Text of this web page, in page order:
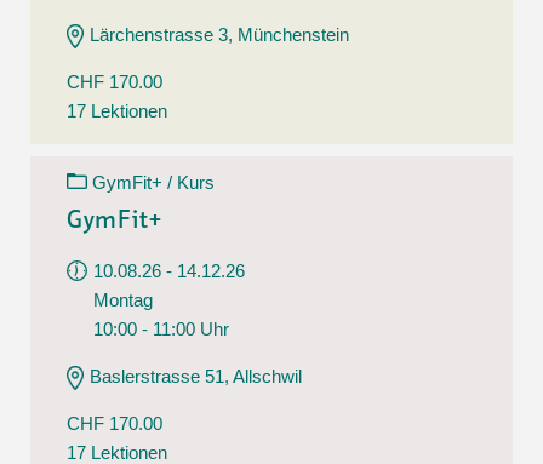
Lärchenstrasse 3, Münchenstein
CHF 170.00
17 Lektionen
GymFit+ / Kurs
GymFit+
10.08.26 - 14.12.26
Montag
10:00 - 11:00 Uhr
Baslerstrasse 51, Allschwil
CHF 170.00
17 Lektionen